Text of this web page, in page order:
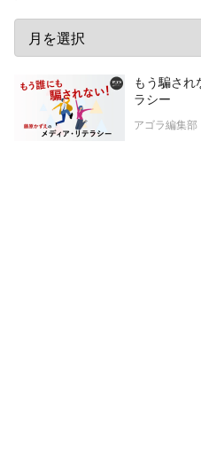
もう騙さ
ラシー
アゴラ編集部